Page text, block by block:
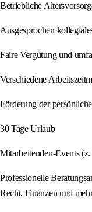
Betriebliche
Ausgesprochen
Faire Vergütung und
Verschiedene
Förderung der
30 Tage Urlaub
Mitarbeitenden-Events
Professionelle
Recht, Finanzen und